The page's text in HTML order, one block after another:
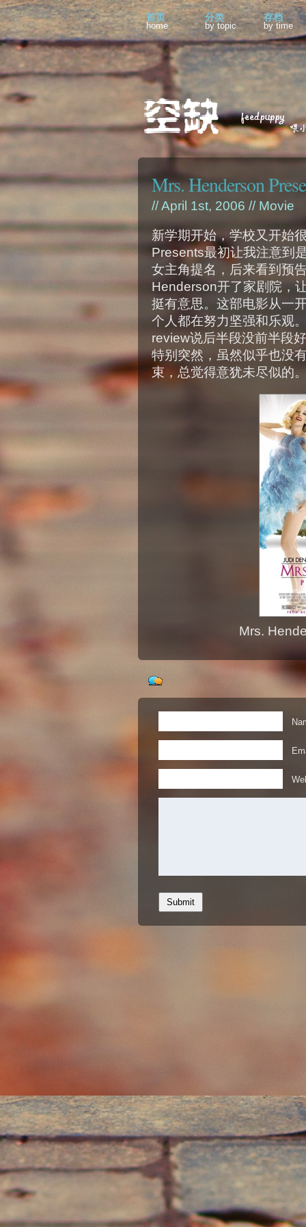
首页
home
分类
by topic
存档
by time
Mrs. Henderson
// April 1st, 2006 // Movie
新学期开始，学校又开始
Presents最初让我注意到
女主角提名，后来看到预
Henderson开了家剧院，
挺有意思。这部电影从一
个人都在努力坚强和乐观
review说后半段没前半段
特别突然，虽然似乎也没
束，总觉得意犹未尽似的
Mrs.